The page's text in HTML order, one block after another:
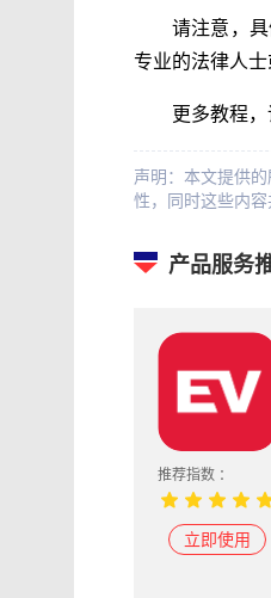
请注意，
专业的法律人
更多教程
声明：本文提供
性，同时这些内容
产品服务
推荐指数 ：
立即使用